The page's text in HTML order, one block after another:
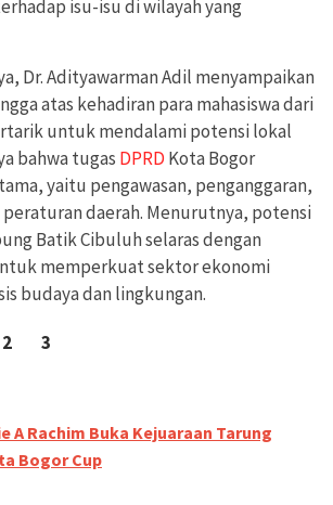
isu-isu di wilayah yang
Dr. Adityawarman Adil menyampaikan
atas kehadiran para mahasiswa dari
untuk mendalami potensi lokal
bahwa tugas DPRD Kota Bogor
yaitu pengawasan, penganggaran,
daerah. Menurutnya, potensi
Batik Cibuluh selaras dengan
memperkuat sektor ekonomi
budaya dan lingkungan.
2 3
A Rachim Buka Kejuaraan Tarung
Bogor Cup